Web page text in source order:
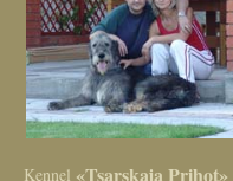
Kennel «Tsarskaja Prihot»